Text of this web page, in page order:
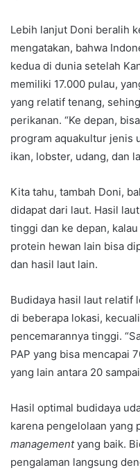
Lebih lanjut Doni beralih
mengatakan, bahwa
kedua di dunia setelah
memiliki 17.000 pulau,
yang relatif tenang,
perikanan. “Ke depan,
program aquakultur jenis
ikan, lobster, udang, dan
Kita tahu, tambah Doni,
didapat dari laut. Hasil
tinggi dan ke depan,
protein hewan lain bisa
dan hasil laut lain.
Budidaya hasil laut relatif
di beberapa lokasi,
pencemarannya tinggi.
PAP yang bisa mencapai
yang lain antara 20
Hasil optimal budidaya
karena pengelolaan yang
managementyang baik.
pengalaman langsung